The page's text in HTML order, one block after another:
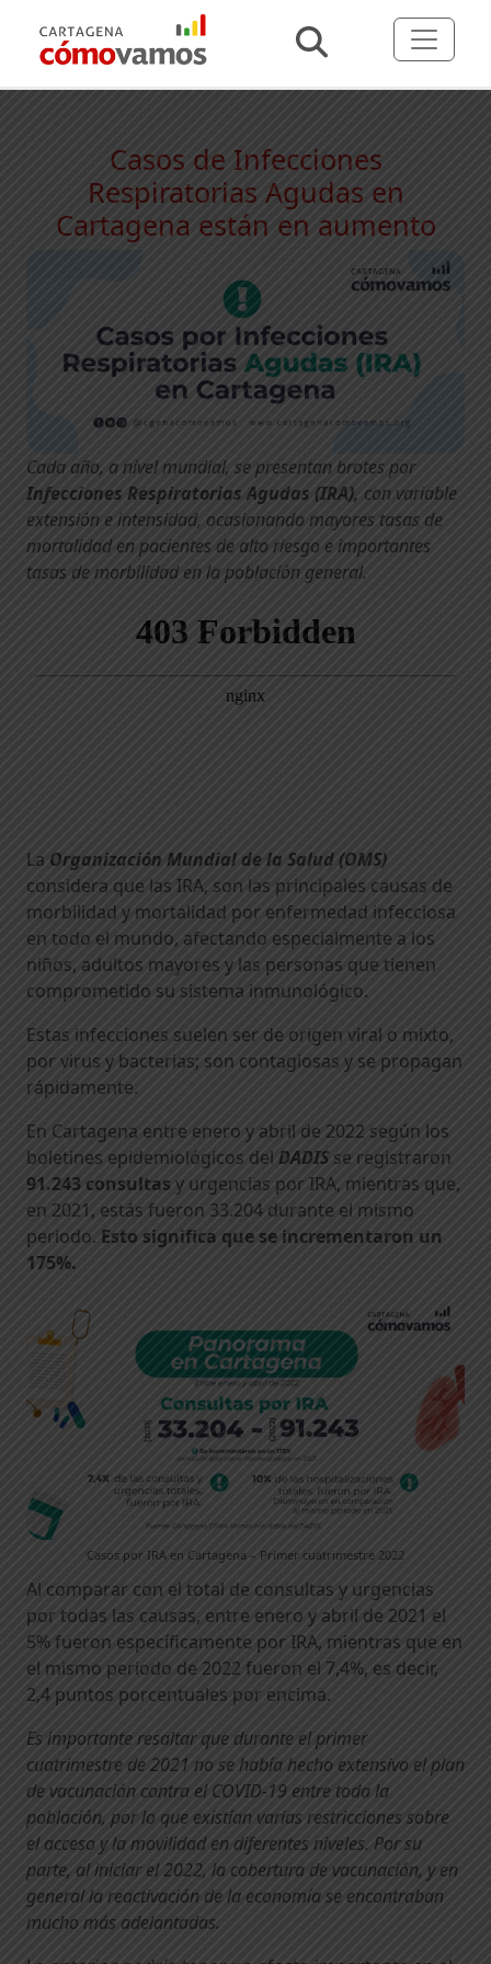
Casos de Infecciones
Respiratorias Agudas en
Cartagena están en aumento
Cada año, a nivel mundial, se presentan brotes por
Infecciones Respiratorias Agudas (IRA), con variable
extensión e intensidad, ocasionando mayores tasas de
mortalidad en pacientes de alto riesgo e importantes
tasas de morbilidad en la población general.
La Organización Mundial de la Salud (OMS)
considera que las IRA, son las principales causas de
morbilidad y mortalidad por enfermedad infecciosa
en todo el mundo, afectando especialmente a los
niños, adultos mayores y las personas que tienen
comprometido su sistema inmunológico.
Estas infecciones suelen ser de origen viral o mixto,
por virus y bacterias; son contagiosas y se propagan
rápidamente.
En Cartagena entre enero y abril de 2022 según los
boletines epidemiológicos del DADIS se registraron
91.243 consultas y urgencias por IRA, mientras que,
en 2021, estás fueron 33.204 durante el mismo
periodo. Esto significa que se incrementaron un
175%.
Casos por IRA en Cartagena – Primer cuatrimestre 2022
Al comparar con el total de consultas y urgencias
por todas las causas, entre enero y abril de 2021 el
5% fueron específicamente por IRA, mientras que en
el mismo periodo de 2022 fueron el 7,4%, es decir,
2,4 puntos porcentuales por encima.
Es importante resaltar que durante el primer
cuatrimestre de 2021 no se había hecho extensivo el plan
de vacunación contra el COVID-19 entre toda la
población, por lo que existían varias restricciones sobre
el acceso y la movilidad en diferentes niveles. Por su
parte, al iniciar el 2022, la cobertura de vacunación, y en
general la reactivación de la economía se encontraban
mucho más adelantadas.